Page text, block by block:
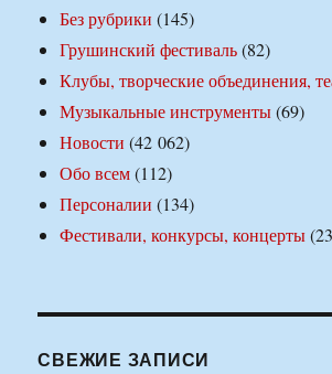
Без рубрики (145)
Грушинский фестиваль(82)
Клубы, творческие объединения,
Музыкальные инструменты(69)
Новости (42 062)
Обо всем(112)
Персоналии (134)
Фестивали, конкурсы, концерты
СВЕЖИЕ ЗАПИСИ